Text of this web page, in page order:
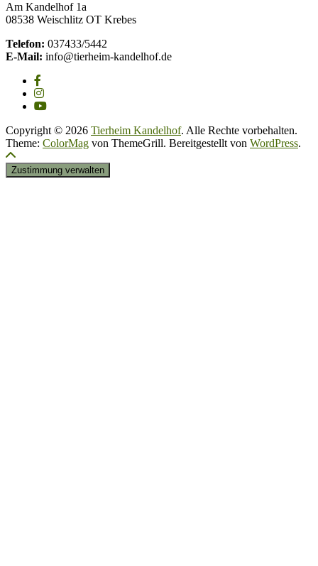
Am Kandelhof 1a
08538 Weischlitz OT Krebes
Telefon: 037433/5442
E-Mail: info@tierheim-kandelhof.de
Copyright © 2026 Tierheim Kandelhof. Alle Rechte vorbehalten.
Theme: ColorMag von ThemeGrill. Bereitgestellt von WordPress.
Zustimmung verwalten